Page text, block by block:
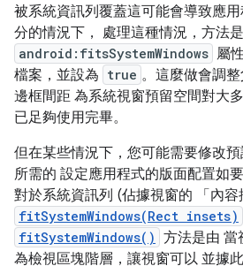
被系統資訊列覆蓋這可能會導致應
分的情況下， 處理這種情況，方法
android:fitsSystemWindows 屬
檔案，並設為 true 。這麼做會調
邊框間距 為系統視窗預留空間對大
已足夠使用完畢。
但在某些情況下，您可能需要修改
所需的 設定應用程式的版面配置如
對於系統資訊列 (佔據視窗的 「內容
fitSystemWindows(Rect insets)
fitSystemWindows() 方法是由 當
為檢視區塊階層，讓視窗可以 並據